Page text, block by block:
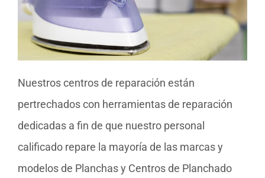
Nuestros centros de reparación están
pertrechados con herramientas de reparación
dedicadas a fin de que nuestro personal
calificado repare la mayoría de las marcas y
modelos de Planchas y Centros de Planchado